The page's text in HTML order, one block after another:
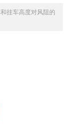
挂车高度对风阻的